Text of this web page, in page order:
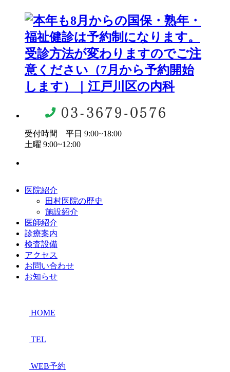
受付時間 平日 9:00~18:00
土曜 9:00~12:00
医院紹介
田村医院の歴史
施設紹介
医師紹介
診療案内
検査設備
アクセス
お問い合わせ
お知らせ
HOME
TEL
WEB予約